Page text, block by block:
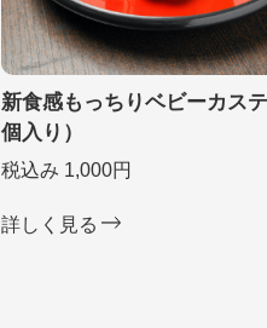
新食感もっちりベビーカス
個入り）
税込み 1,000円
詳しく見る